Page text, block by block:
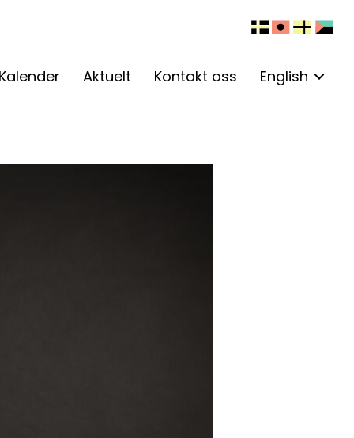
Kalender Aktuelt Kontakt oss English